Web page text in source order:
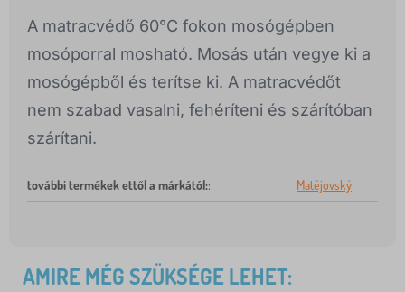
A matracvédő 60°C fokon mosógépben
mosóporral mosható. Mosás után vegye ki a
mosógépből és terítse ki. A matracvédőt
nem szabad vasalni, fehéríteni és szárítóban
szárítani.
további termékek ettől a márkától:: Matějovský
AMIRE MÉG SZÜKSÉGE LEHET: